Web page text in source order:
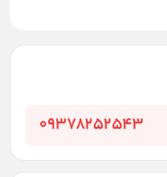
09378252543